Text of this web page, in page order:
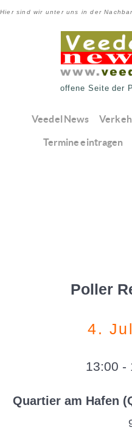
Hier sind wir unter uns in der
offene Seite der
Veedel News
Termine eintragen
Poller
4.
13:00 -
Quartier am Hafen